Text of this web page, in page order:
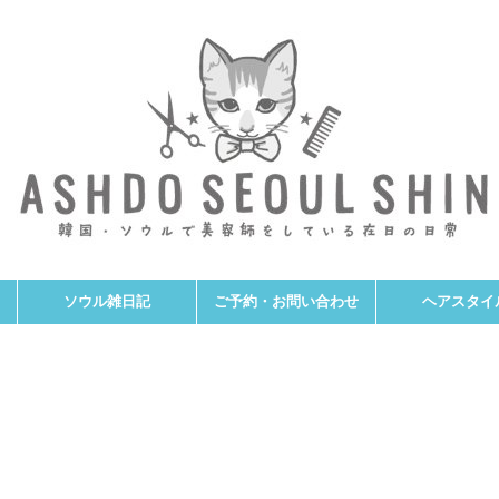
ソウル雑日記 ご予約・お問い合わせ ヘアスタイ